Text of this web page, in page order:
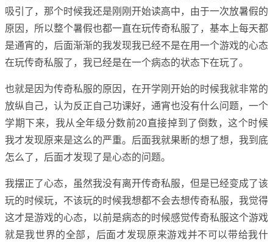
吸引了，那个时候我还是刚刚开始读高中，由于一次放暑假的
原因，所以整个暑假也都一直在玩传奇私服了，基本上每天都
是通宵的，后面渐渐的我发现我已经不是在用一个游戏的心态
在玩传奇私服了，我已经是在一个病态的状态下在玩了。
也就是因为传奇私服的原因，在开学刚开始的时候我就非常的
放纵自己，认为反正自己功课好，通宵也没有什么问题，一个
学期下来，我从全年级分数前20直接掉到了倒数，这个时候
我才发现原来是这么的严重。后面我就果断的想了想，我到底
怎么了，后面才发现了是心态的问题。
我摆正了心态，虽然我没有离开传奇私服，但是已经变成了该
玩的时候玩，不该玩的时候我想都不会去想传奇私服，我觉得
这才是游戏的心态，以前是病态的时候感觉传奇私服这个游戏
就是我世界的全部，后面才发现原来游戏并不可以带给我什